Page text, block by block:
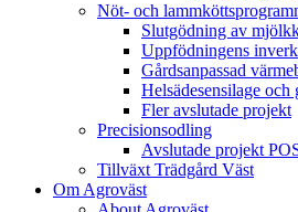
Nöt- och
Slutgödning av
Uppfödningens
Gårdsanpassad
Helsädesensilage
Fler avslutade projekt
Precisionsodling
Avslutade projekt
Tillväxt Trädgård Väst
Om Agroväst